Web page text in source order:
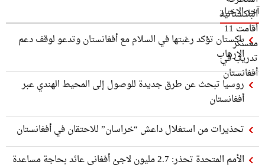
آخر الاخبار
باكستان تؤكد رغبتها في السلام مع أفغانستان وتدعو لوقف دعم
الإرهاب
روسيا تبحث عن طرق جديدة للوصول إلى المحيط الهندي عبر
أفغانستان
تحذيرات من استغلال داعش “خراسان” للاحتقان في أفغانستان
الأمم المتحدة تحذر: 2.7 مليون لاجئ أفغاني عائد بحاجة مساعدة